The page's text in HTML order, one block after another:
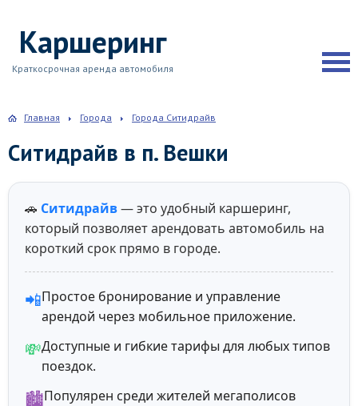
Каршеринг
Краткосрочная аренда автомобиля
Главная Города Города Ситидрайв
Ситидрайв в п. Вешки
🚗 Ситидрайв— это удобный каршеринг,
который позволяет арендовать автомобиль на
короткий срок прямо в городе.
📲Простое бронирование и управление
арендой через мобильное приложение.
💸Доступные и гибкие тарифы для любых типов
поездок.
🏙️Популярен среди жителей мегаполисов